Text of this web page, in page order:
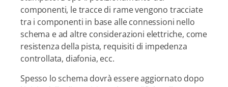
componenti, le tracce di rame vengono tracciate
tra i componenti in base alle connessioni nello
schema e ad altre considerazioni elettriche, come
resistenza della pista, requisiti di impedenza
controllata, diafonia, ecc.
Spesso lo schema dovrà essere aggiornato dopo